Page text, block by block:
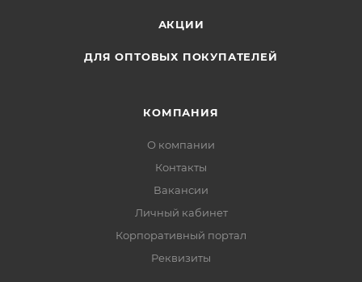
АКЦИИ
ДЛЯ ОПТОВЫХ ПОКУПАТЕЛЕЙ
КОМПАНИЯ
О компании
Контакты
Вакансии
Личный кабинет
Корпоративный портал
Реквизиты